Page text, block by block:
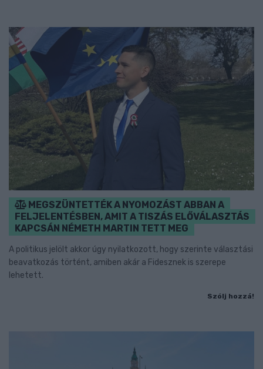
MEGSZÜNTETTÉK A NYOMOZÁST ABBAN A
FELJELENTÉSBEN, AMIT A TISZÁS ELŐVÁLASZTÁS
KAPCSÁN NÉMETH MARTIN TETT MEG
A politikus jelölt akkor úgy nyilatkozott, hogy szerinte választási
beavatkozás történt, amiben akár a Fidesznek is szerepe
lehetett.
Szólj hozzá!